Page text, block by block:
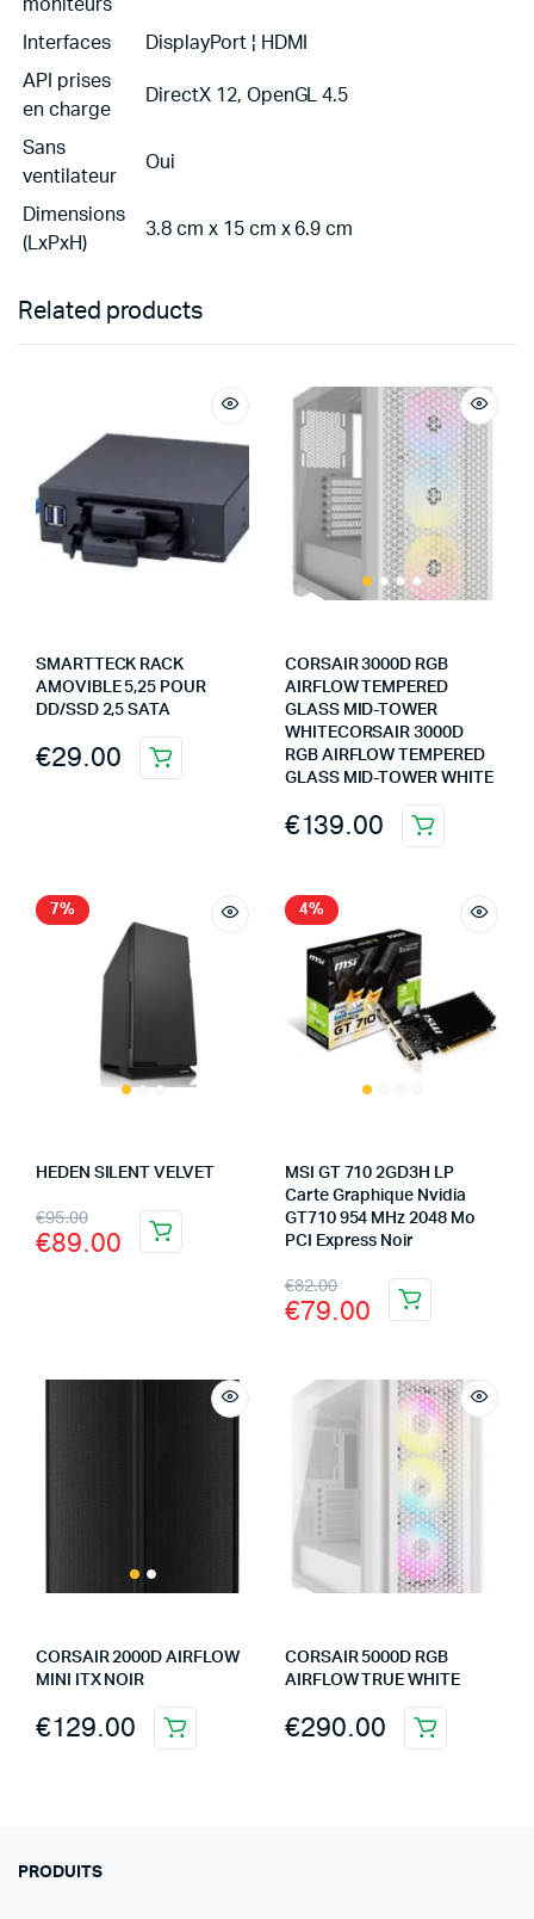
moniteurs
Interfaces
DisplayPort ¦ HDMI
API prises
en charge
DirectX 12, OpenGL 4.5
Sans
ventilateur
Oui
Dimensions
(LxPxH)
3.8 cm x 15 cm x 6.9 cm
Related products
SMARTTECK RACK
AMOVIBLE 5,25 POUR
DD/SSD 2,5 SATA
€29.00
CORSAIR 3000D RGB
AIRFLOW TEMPERED
GLASS MID-TOWER
WHITECORSAIR 3000D
RGB AIRFLOW TEMPERED
GLASS MID-TOWER WHITE
€139.00
7%
HEDEN SILENT VELVET
€95.00
€89.00
4%
MSI GT 710 2GD3H LP
Carte Graphique Nvidia
GT710 954 MHz 2048 Mo
PCI Express Noir
€82.00
€79.00
CORSAIR 2000D AIRFLOW
MINI ITX NOIR
€129.00
CORSAIR 5000D RGB
AIRFLOW TRUE WHITE
€290.00
PRODUITS